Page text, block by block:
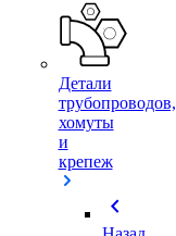
Детали
трубопроводов,
хомуты
и
крепеж
chevron_left